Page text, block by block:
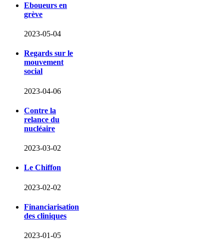
Eboueurs en
grève
2023-05-04
Regards sur le
mouvement
social
2023-04-06
Contre la
relance du
nucléaire
2023-03-02
Le Chiffon
2023-02-02
Financiarisation
des cliniques
2023-01-05